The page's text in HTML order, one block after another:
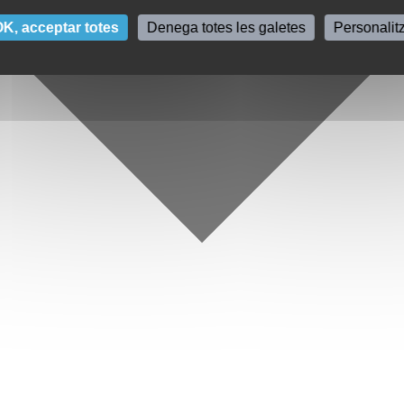
acceptar totes Denega totes les galetes